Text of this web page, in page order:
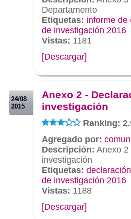
Departamento
Etiquetas: informe de
de investigación 2016
Vistas: 1181
[Descargar]
24/08
2015
Anexo 2 -
investigación
Ranking:
Agregado por:
Descripción: Anexo 2
investigación
Etiquetas:
de investigación 2016
Vistas: 1188
[Descargar]